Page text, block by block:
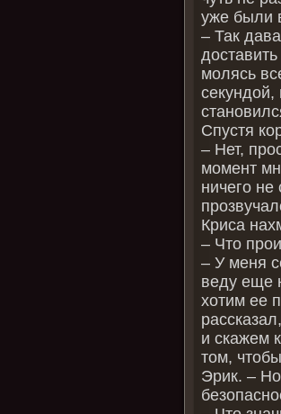
уже были
– Так
молясь
Спустя
– Нет,
момент
ничего
Криса
– Что
– У меня
веду еще
хотим ее
и скажем
том,
Эрик. –